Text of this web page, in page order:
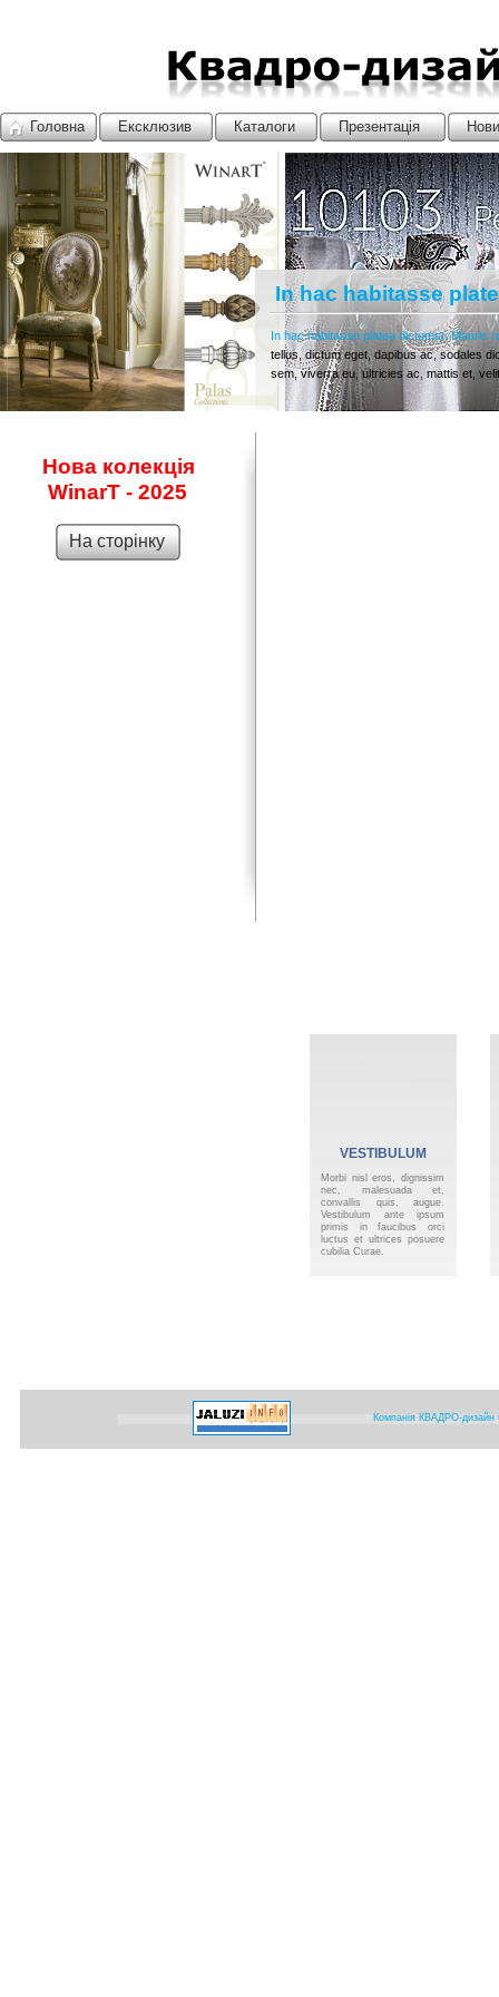
Головна Ексклюзив Каталоги Презентація
Компанія КВАДРО-
На сторінку
Нова колекція
WinarT - 2025
Выставка HOMЕTEX
Стамбул 2022
In hac habitasse
In hac habitasse platea dictumst. Mauris
tellus, dictum eget, dapibus ac, sodales
sem, viverra eu, ultricies ac, mattis et,
VESTIBULUM
VELIT
Morbi nisl eros, dignissim
nec, malesuada et,
convallis quis, augue.
Vestibulum ante ipsum
primis in faucibus orci
luctus et ultrices posuere
cubilia Curae.